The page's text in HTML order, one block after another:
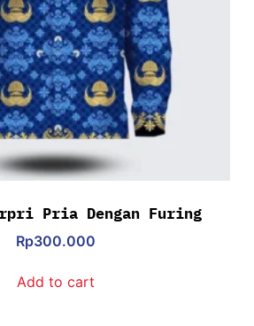
Pria Dengan Furing
Rp300.000
Add to cart